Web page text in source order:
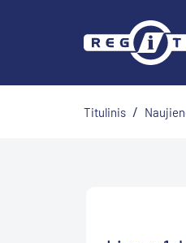
Titulinis /